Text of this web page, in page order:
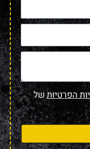
הפרטיותשל